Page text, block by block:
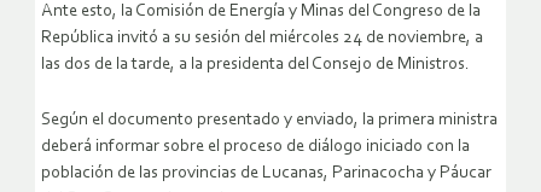
Ante esto, la Comisión de Energía y Minas del Congreso de la
República invitó a su sesión del miércoles 24 de noviembre, a
las dos de la tarde, a la presidenta del Consejo de Ministros.
Según el documento presentado y enviado, la primera ministra
deberá informar sobre el proceso de diálogo iniciado con la
población de las provincias de Lucanas, Parinacocha y Páucar